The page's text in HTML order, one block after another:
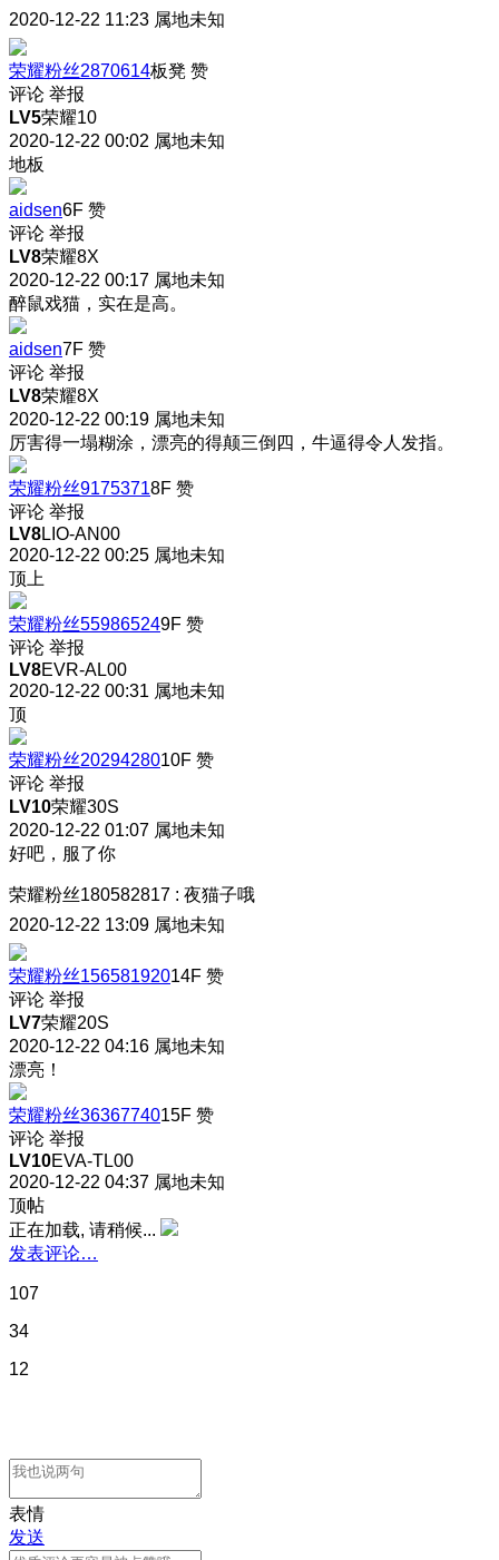
2020-12-22 11:23 属地未知
荣耀粉丝2870614板凳 赞
评论 举报
LV5荣耀10
2020-12-22 00:02 属地未知
地板
aidsen6F 赞
评论 举报
LV8荣耀8X
2020-12-22 00:17 属地未知
醉鼠戏猫，实在是高。
aidsen7F 赞
评论 举报
LV8荣耀8X
2020-12-22 00:19 属地未知
厉害得一塌糊涂，漂亮的得颠三倒四，牛逼得令人发指。
荣耀粉丝91753718F 赞
评论 举报
LV8LIO-AN00
2020-12-22 00:25 属地未知
顶上
荣耀粉丝559865249F 赞
评论 举报
LV8EVR-AL00
2020-12-22 00:31 属地未知
顶
荣耀粉丝2029428010F 赞
评论 举报
LV10荣耀30S
2020-12-22 01:07 属地未知
好吧，服了你
荣耀粉丝180582817 : 夜猫子哦
2020-12-22 13:09 属地未知
荣耀粉丝15658192014F 赞
评论 举报
LV7荣耀20S
2020-12-22 04:16 属地未知
漂亮！
荣耀粉丝3636774015F 赞
评论 举报
LV10EVA-TL00
2020-12-22 04:37 属地未知
顶帖
正在加载, 请稍候...
发表评论…
107
34
12
表情
发送